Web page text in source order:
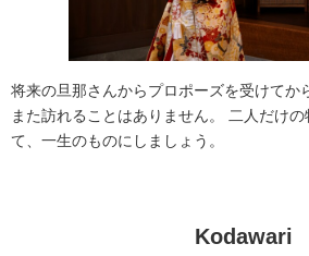
豊富なドレス 自慢の修正
事前来店な
将来の旦那さんからプロポーズを受けてか
また訪れることはありません。 二人だけ
て、一生のものにしましょう。
Kodawari